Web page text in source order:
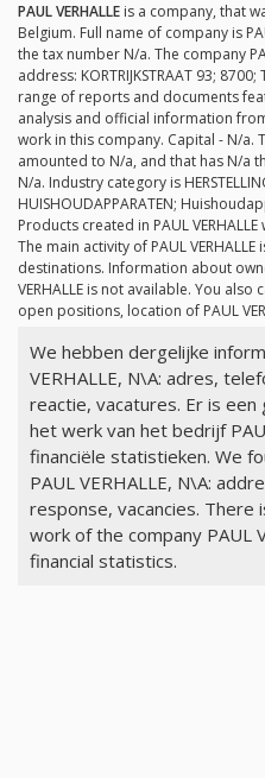
PAUL VERHALLE is a company, that
Belgium. Full name of company is
the tax number N/a. The company
address: KORTRIJKSTRAAT 93;
range of reports and documents
analysis and official information
work in this company. Capital - N/a.
amounted to N/a, and that has N/a
N/a. Industry category is
HUISHOUDAPPARATEN;
Products created in PAUL
The main activity of PAUL
destinations. Information about
VERHALLE is not available. You also
open positions, location of PAUL
We hebben dergelijke
VERHALLE, N\A: adres,
reactie, vacatures. Er is
het werk van het bedrijf
financiële statistieken. We
PAUL VERHALLE, N\A:
response, vacancies.
work of the company PAUL
financial statistics.